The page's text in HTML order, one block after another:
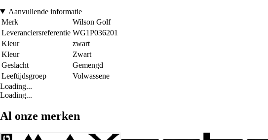
Aanvullende informatie
Merk
Wilson Golf
Leveranciersreferentie WG1P036201
Kleur
zwart
Kleur
Zwart
Geslacht
Gemengd
Leeftijdsgroep
Volwassene
Loading...
Loading...
Al onze merken